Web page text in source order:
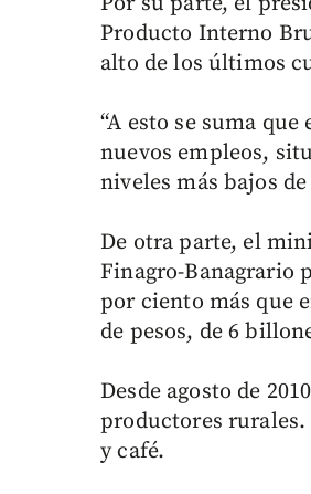
Producto Interno
alto de los últimos
“A esto se suma
nuevos empleos,
niveles más bajos
De otra parte, el
Finagro-Banagrario
por ciento más que
de pesos, de 6
Desde agosto de
productores
y café.